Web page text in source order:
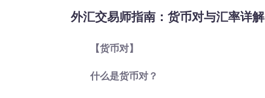
外汇交易师指南：货币对与汇率详解
【货币对】
什么是货币对？